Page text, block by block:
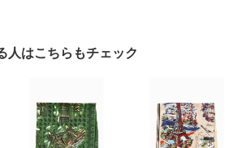
人はこちらもチェック